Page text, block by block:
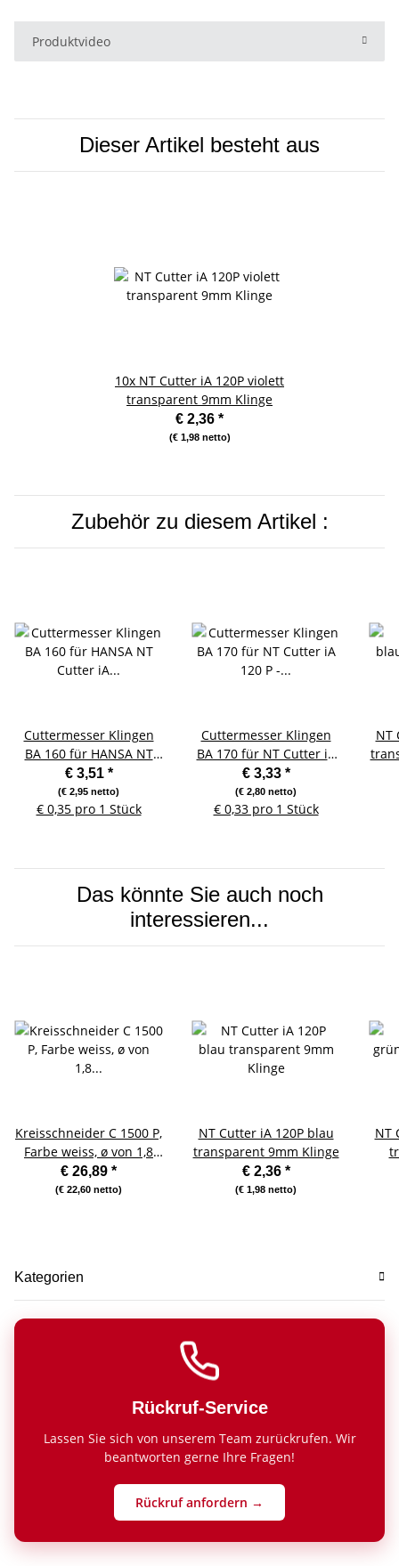
Produktvideo
Dieser Artikel besteht aus
10x NT Cutter iA 120P violett
transparent 9mm Klinge
€ 2,36 *
(€ 1,98 netto)
Zubehör zu diesem Artikel :
Cuttermesser Klingen
BA 160 für HANSA NT
Cutter iA 120 P - 10
Stück
€ 3,51 *
(€ 2,95 netto)
€ 0,35 pro 1 Stück
Cuttermesser Klingen
BA 170 für NT Cutter iA
120 P - 10 Stück
€ 3,33 *
(€ 2,80 netto)
€ 0,33 pro 1 Stück
NT
Das könnte Sie auch noch
interessieren...
Kreisschneider C 1500 P,
Farbe weiss, ø von 1,8
bis 17 cm
€ 26,89 *
(€ 22,60 netto)
NT Cutter iA 120P blau
transparent 9mm Klinge
€ 2,36 *
(€ 1,98 netto)
NT
Kategorien
Rückruf-Service
Lassen Sie sich von unserem Team zurückrufen. Wir
beantworten gerne Ihre Fragen!
Rückruf anfordern →